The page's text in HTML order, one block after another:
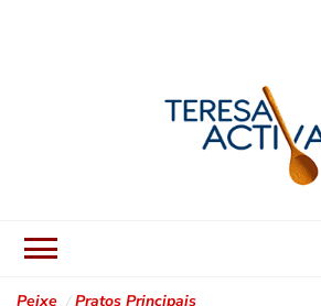
Peixe Pratos Principais